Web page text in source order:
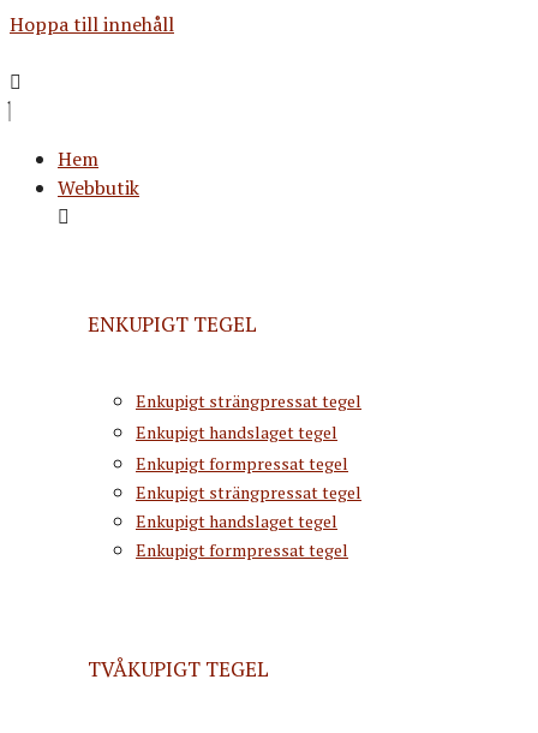
Hoppa till innehåll
Hem
Webbutik
ENKUPIGT TEGEL
Enkupigt strängpressat tegel
Enkupigt handslaget tegel
Enkupigt formpressat tegel
Enkupigt strängpressat tegel
Enkupigt handslaget tegel
Enkupigt formpressat tegel
TVÅKUPIGT TEGEL